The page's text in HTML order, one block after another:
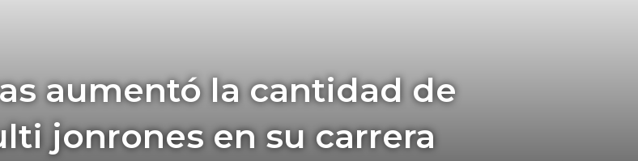
aumentó la cantidad de
jonrones en su carrera